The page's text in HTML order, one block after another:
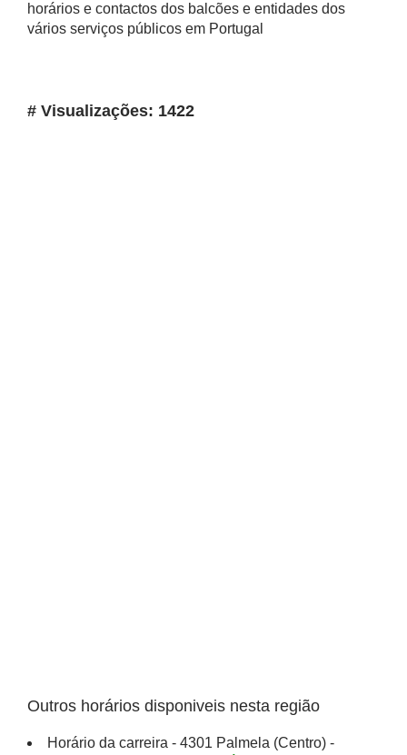
horários e contactos dos balcões e entidades dos
vários serviços públicos em Portugal
# Visualizações: 1422
Outros horários disponiveis nesta região
Horário da carreira - 4301 Palmela (Centro) -